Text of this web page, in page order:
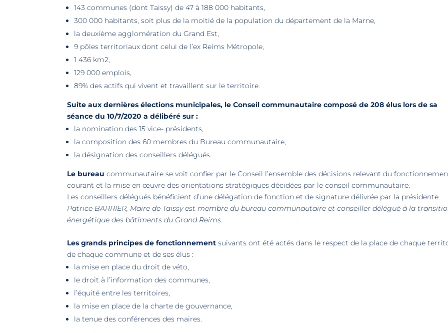
143 communes (dont Taissy) de 47 à 188 000 habitants,
300 000 habitants, soit plus de la moitié de la population du département de la Marne,
la deuxième agglomération du Grand Est,
9 pôles territoriaux dont celui de l’ex Reims Métropole,
1 436 km2,
129 000 emplois,
89% des actifs qui vivent et travaillent sur le territoire.
Suite aux dernières élections municipales, le Conseilcommunautaire composé de 208 élus lors de sa
séance du10/7/2020 a délibéré sur :
la nomination des 15 vice- présidents,
la composition des 60 membres du Bureau communautaire,
la désignation des conseillers délégués.
Le bureau communautaire se voit confier par le Conseil l’ensemble des décisions relevant du
courant et la mise en œuvre des orientations stratégiques décidées par le conseil communautaire.
Les conseillers délégués bénéficient d’une délégation de fonction et de signature délivrée par la présidente.
Patrice BARRIER, Maire de Taissy est membre du bureau communautaire et conseiller délégué à la
énergétique des bâtiments du Grand Reims.
Les grands principes de fonctionnement suivants ont été actés dans le respect de la place de chaque
de chaque commune et de ses élus :
la mise en place du droit de véto,
le droit à l’information des communes,
l’équité entre les territoires,
la mise en place de la charte de gouvernance,
la tenue des conférences des maires.